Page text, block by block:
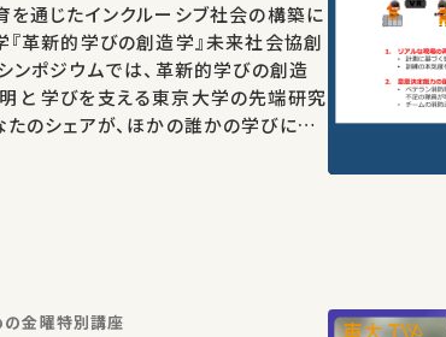
を通じたインクルーシブ社会の構築に
『革新的学びの創造学』未来社会協創
ンポジウムでは、革新的学びの創造
と 学びを支える東京大学の先端研究
金曜特別講座